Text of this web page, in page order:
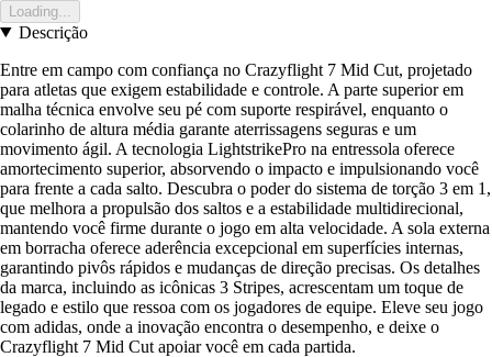
Loading...
Descrição
Entre em campo com confiança no Crazyflight 7 Mid Cut, projetado
para atletas que exigem estabilidade e controle. A parte superior em
malha técnica envolve seu pé com suporte respirável, enquanto o
colarinho de altura média garante aterrissagens seguras e um
movimento ágil. A tecnologia LightstrikePro na entressola oferece
amortecimento superior, absorvendo o impacto e impulsionando você
para frente a cada salto. Descubra o poder do sistema de torção 3 em 1,
que melhora a propulsão dos saltos e a estabilidade multidirecional,
mantendo você firme durante o jogo em alta velocidade. A sola externa
em borracha oferece aderência excepcional em superfícies internas,
garantindo pivôs rápidos e mudanças de direção precisas. Os detalhes
da marca, incluindo as icônicas 3 Stripes, acrescentam um toque de
legado e estilo que ressoa com os jogadores de equipe. Eleve seu jogo
com adidas, onde a inovação encontra o desempenho, e deixe o
Crazyflight 7 Mid Cut apoiar você em cada partida.